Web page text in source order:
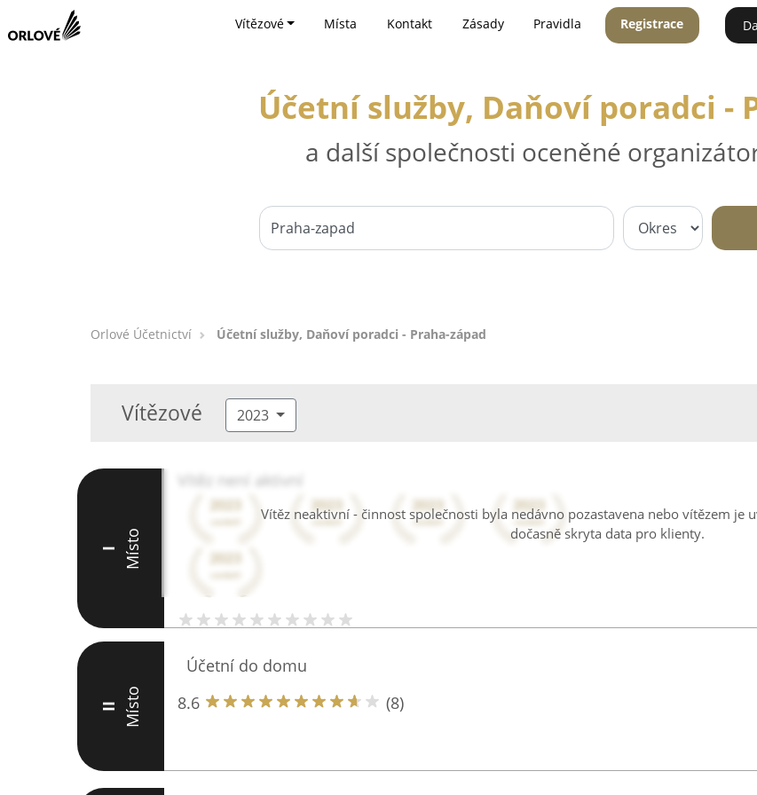
Vítězové Místa Kontakt Zásady Pravidla Registrace
Účetní služby, Daňoví poradci -
a další společnosti oceněné
Orlové Účetnictví Účetní služby, Daňoví poradci - Praha-západ
Vítězové 2023
Vítěz neaktivní - činnost společnosti byla nedávno pozastavena nebo vítězem je
dočasně skryta data pro klienty.
I Místo
Vítěz není aktivní
II Místo
Účetní do domu
8.6
(8)